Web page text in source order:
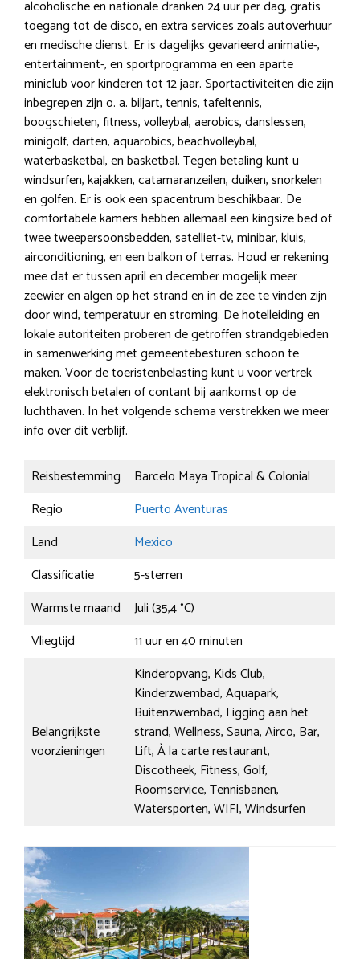
alcoholische en nationale dranken 24 uur per dag, gratis
toegang tot de disco, en extra services zoals autoverhuur
en medische dienst. Er is dagelijks gevarieerd animatie-,
entertainment-, en sportprogramma en een aparte
miniclub voor kinderen tot 12 jaar. Sportactiviteiten die zijn
inbegrepen zijn o. a. biljart, tennis, tafeltennis,
boogschieten, fitness, volleybal, aerobics, danslessen,
minigolf, darten, aquarobics, beachvolleybal,
waterbasketbal, en basketbal. Tegen betaling kunt u
windsurfen, kajakken, catamaranzeilen, duiken, snorkelen
en golfen. Er is ook een spacentrum beschikbaar. De
comfortabele kamers hebben allemaal een kingsize bed of
twee tweepersoonsbedden, satelliet-tv, minibar, kluis,
airconditioning, en een balkon of terras. Houd er rekening
mee dat er tussen april en december mogelijk meer
zeewier en algen op het strand en in de zee te vinden zijn
door wind, temperatuur en stroming. De hotelleiding en
lokale autoriteiten proberen de getroffen strandgebieden
in samenwerking met gemeentebesturen schoon te
maken. Voor de toeristenbelasting kunt u voor vertrek
elektronisch betalen of contant bij aankomst op de
luchthaven. In het volgende schema verstrekken we meer
info over dit verblijf.
Reisbestemming
Barcelo Maya Tropical & Colonial
Regio
Puerto Aventuras
Land
Mexico
Classificatie
5-sterren
Warmste maand
Juli (35,4 °C)
Vliegtijd
11 uur en 40 minuten
Belangrijkste
voorzieningen
Kinderopvang, Kids Club,
Kinderzwembad, Aquapark,
Buitenzwembad, Ligging aan het
strand, Wellness, Sauna, Airco, Bar,
Lift, À la carte restaurant,
Discotheek, Fitness, Golf,
Roomservice, Tennisbanen,
Watersporten, WIFI, Windsurfen